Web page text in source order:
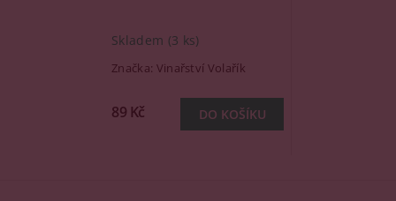
Skladem (3 ks)
Značka: Vinařství Volařík
89 Kč